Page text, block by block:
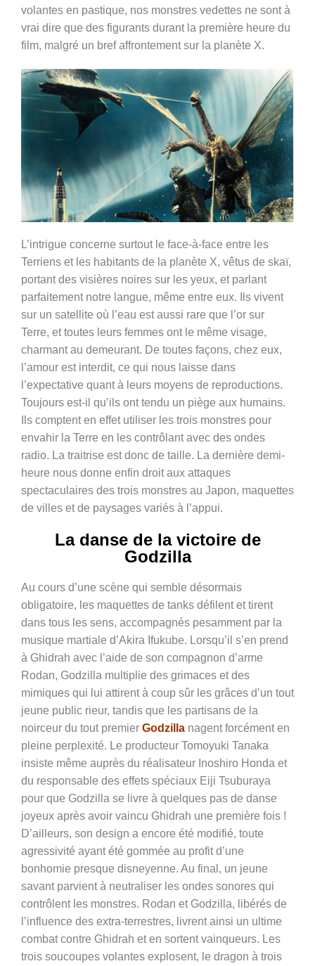
volantes en pastique, nos monstres vedettes ne sont à
vrai dire que des figurants durant la première heure du
film, malgré un bref affrontement sur la planète X.
L’intrigue concerne surtout le face-à-face entre les
Terriens et les habitants de la planète X, vêtus de skaï,
portant des visières noires sur les yeux, et parlant
parfaitement notre langue, même entre eux. Ils vivent
sur un satellite où l’eau est aussi rare que l’or sur
Terre, et toutes leurs femmes ont le même visage,
charmant au demeurant. De toutes façons, chez eux,
l’amour est interdit, ce qui nous laisse dans
l’expectative quant à leurs moyens de reproductions.
Toujours est-il qu’ils ont tendu un piège aux humains.
Ils comptent en effet utiliser les trois monstres pour
envahir la Terre en les contrôlant avec des ondes
radio. La traitrise est donc de taille. La dernière demi-
heure nous donne enfin droit aux attaques
spectaculaires des trois monstres au Japon, maquettes
de villes et de paysages variés à l’appui.
La danse de la victoire de
Godzilla
Au cours d’une scène qui semble désormais
obligatoire, les maquettes de tanks défilent et tirent
dans tous les sens, accompagnés pesamment par la
musique martiale d’Akira Ifukube. Lorsqu’il s’en prend
à Ghidrah avec l’aide de son compagnon d’arme
Rodan, Godzilla multiplie des grimaces et des
mimiques qui lui attirent à coup sûr les grâces d’un tout
jeune public rieur, tandis que les partisans de la
noirceur du tout premier Godzilla nagent forcément en
pleine perplexité. Le producteur Tomoyuki Tanaka
insiste même auprès du réalisateur Inoshiro Honda et
du responsable des effets spéciaux Eiji Tsuburaya
pour que Godzilla se livre à quelques pas de danse
joyeux après avoir vaincu Ghidrah une première fois !
D’ailleurs, son design a encore été modifié, toute
agressivité ayant été gommée au profit d’une
bonhomie presque disneyenne. Au final, un jeune
savant parvient à neutraliser les ondes sonores qui
contrôlent les monstres. Rodan et Godzilla, libérés de
l’influence des extra-terrestres, livrent ainsi un ultime
combat contre Ghidrah et en sortent vainqueurs. Les
trois soucoupes volantes explosent, le dragon à trois